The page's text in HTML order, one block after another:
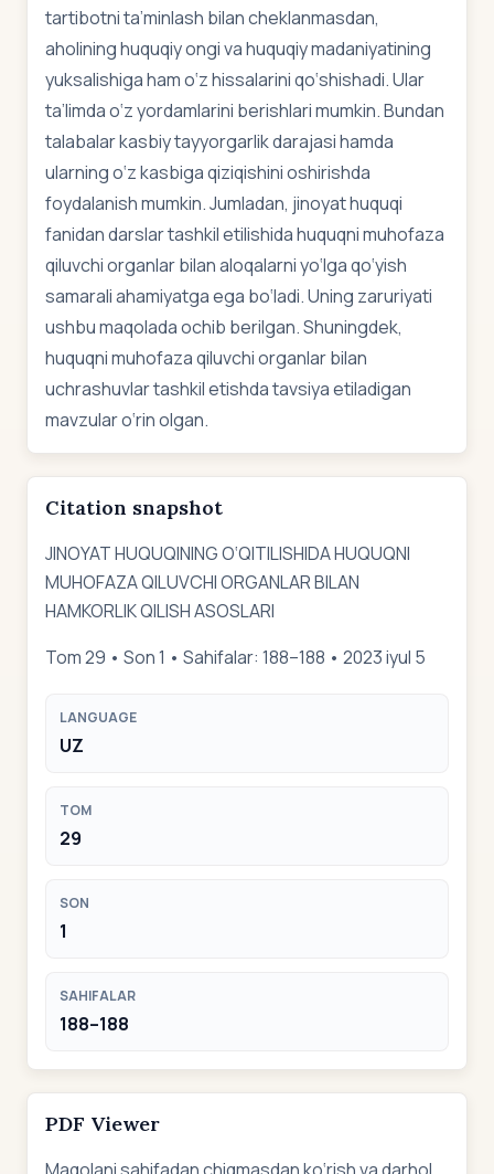
tartibotni ta’minlash bilan cheklanmasdan,
aholining huquqiy ongi va huquqiy madaniyatining
yuksalishiga ham o‘z hissalarini qo‘shishadi. Ular
ta’limda o‘z yordamlarini berishlari mumkin. Bundan
talabalar kasbiy tayyorgarlik darajasi hamda
ularning o‘z kasbiga qiziqishini oshirishda
foydalanish mumkin. Jumladan, jinoyat huquqi
fanidan darslar tashkil etilishida huquqni muhofaza
qiluvchi organlar bilan aloqalarni yo‘lga qo‘yish
samarali ahamiyatga ega bo‘ladi. Uning zaruriyati
ushbu maqolada ochib berilgan. Shuningdek,
huquqni muhofaza qiluvchi organlar bilan
uchrashuvlar tashkil etishda tavsiya etiladigan
mavzular o‘rin olgan.
Citation snapshot
JINOYAT HUQUQINING O‘QITILISHIDA HUQUQNI
MUHOFAZA QILUVCHI ORGANLAR BILAN
HAMKORLIK QILISH ASOSLARI
Tom 29 • Son 1 • Sahifalar: 188–188 • 2023 iyul 5
LANGUAGE
UZ
TOM
29
SON
1
SAHIFALAR
188–188
PDF Viewer